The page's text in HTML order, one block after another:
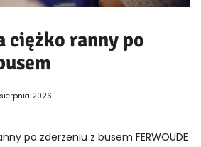
ranny po
2026
po zderzeniu z busem FERWOUDE